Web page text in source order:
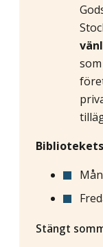
Stängt